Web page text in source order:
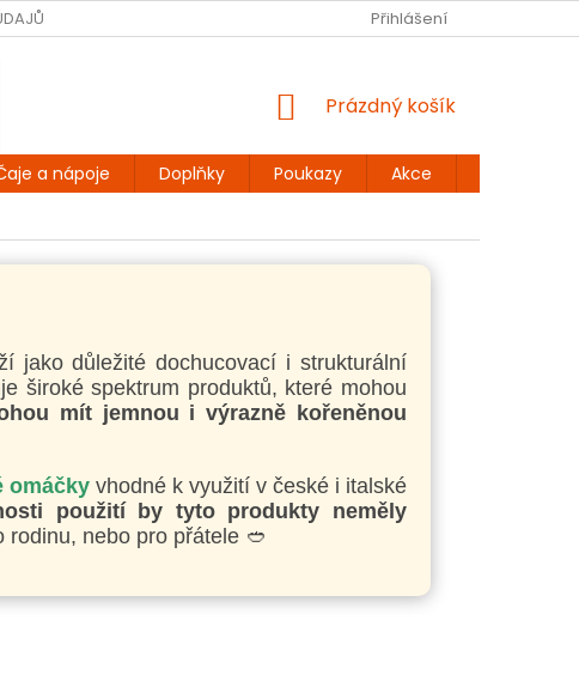
KONTAKT DOPRAVA A PLATBA
Přihlášení
NÁKUPNÍ
Prázdný košík
a nápoje Doplňky Poukazy Akce
jako důležité dochucovací i strukturální
široké spektrum produktů, které mohou
mít jemnou i výrazně kořeněnou
omáčkyvhodné k využití v české i italské
použití by tyto produkty neměly
nebo pro přátele 🥙